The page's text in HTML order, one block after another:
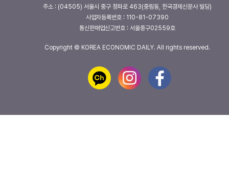
주소 : (04505) 서울시 중구 청파로 463(중림동, 한국경제신문사 빌딩)
사업자등록번호 : 110-81-07390
통신판매업신고번호 : 서울중구02559호
Copyright © KOREA ECONOMIC DAILY. All rights reserved.